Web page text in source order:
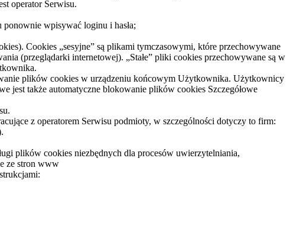
operator Serwisu.
wpisywać loginu i hasła;
Cookies „sesyjne” są plikami tymczasowymi, które przechowywane
(przeglądarki internetowej). „Stałe” pliki cookies przechowywane są w
plików cookies w urządzeniu końcowym Użytkownika. Użytkownicy
jest także automatyczne blokowanie plików cookies Szczegółowe
z operatorem Serwisu podmioty, w szczególności dotyczy to firm:
plików cookies niezbędnych dla procesów uwierzytelniania,
ze stron www